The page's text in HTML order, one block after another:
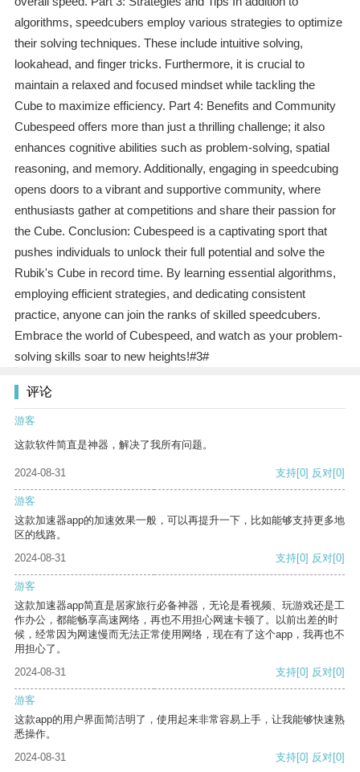
algorithms, speedcubers employ various strategies to optimize
their solving techniques. These include intuitive solving,
lookahead, and finger tricks. Furthermore, it is crucial to
maintain a relaxed and focused mindset while tackling the
Cube to maximize efficiency. Part 4: Benefits and Community
Cubespeed offers more than just a thrilling challenge; it also
enhances cognitive abilities such as problem-solving, spatial
reasoning, and memory. Additionally, engaging in speedcubing
opens doors to a vibrant and supportive community, where
enthusiasts gather at competitions and share their passion for
the Cube. Conclusion: Cubespeed is a captivating sport that
pushes individuals to unlock their full potential and solve the
Rubik's Cube in record time. By learning essential algorithms,
employing efficient strategies, and dedicating consistent
practice, anyone can join the ranks of skilled speedcubers.
Embrace the world of Cubespeed, and watch as your problem-
solving skills soar to new heights!#3#
评论
游客
这款软件简直是神器，解决了我所有问题。
2024-08-31 支持[0] 反对[0]
游客
这款加速器app的加速效果一般，可以再提升一下，比如能够支持更多地
区的线路。
2024-08-31
支持[0] 反对[0]
游客
这款加速器app简直是居家旅行必备神器，无论是看视频、玩游戏还是工
作办公，都能畅享高速网络，再也不用担心网速卡顿了。以前出差的时
候，经常因为网速慢而无法正常使用网络，现在有了这个app，我再也不
用担心了。
2024-08-31
支持[0] 反对[0]
游客
这款app的用户界面简洁明了，使用起来非常容易上手，让我能够快速熟
悉操作。
2024-08-31
支持[0] 反对[0]